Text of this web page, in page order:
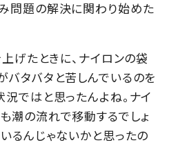
問題の解決に関わり始めた
げたときに、ナイロンの袋
バタバタと苦しんでいるのを
ではと思ったんよね。ナイ
潮の流れで移動するでしょ
るんじゃないかと思ったの